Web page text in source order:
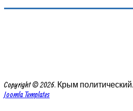
Copyright © 2026. Крым политический.
Joomla Templates